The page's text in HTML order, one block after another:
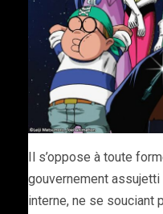
Il s’oppose à toute
gouvernement
interne, ne se souciant